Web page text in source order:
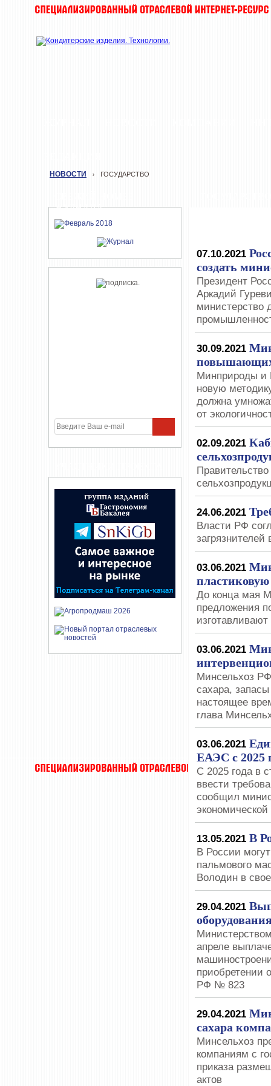
ЖУРНАЛА
НОВОСТИ › ГОСУДАРСТВО
07.10.2021
создать
Президент
Аркадий
министерство
30.09.2021
повышающих
Минприроды и
новую
должна
от
02.09.2021
24.06.2021
Власти РФ
03.06.2021
До конца мая
предложения
03.06.2021
Минсельхоз
сахара,
настоящее
глава
03.06.2021
ЕАЭС с 2025
С 2025 года в
ввести
сообщил
13.05.2021 В
В России
пальмового
Володин в
29.04.2021
апреле
приобретении
РФ № 823
29.04.2021
сахара
Минсельхоз
компаниям с
приказа
актов